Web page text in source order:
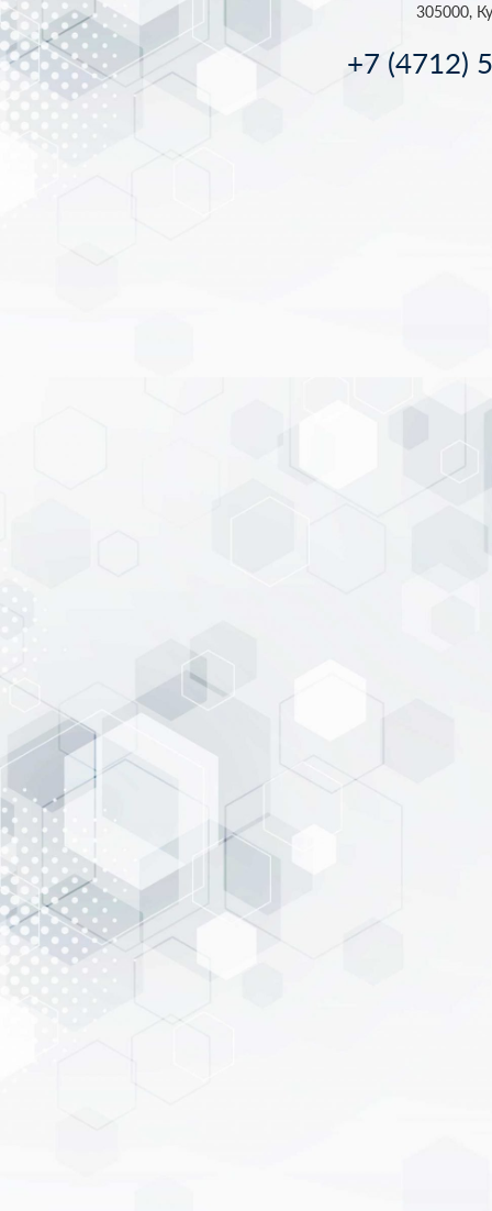
305000,
+7 (4712)